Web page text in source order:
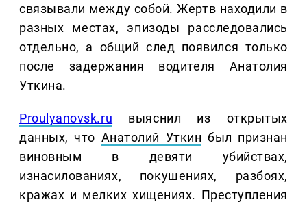
связывали между собой. Жертв находили в
разных местах, эпизоды расследовались
отдельно, а общий след появился только
после задержания водителя Анатолия
Уткина.
Proulyanovsk.ru выяснил из открытых
данных, что Анатолий Уткин был признан
виновным в девяти убийствах,
изнасилованиях, покушениях, разбоях,
кражах и мелких хищениях. Преступления